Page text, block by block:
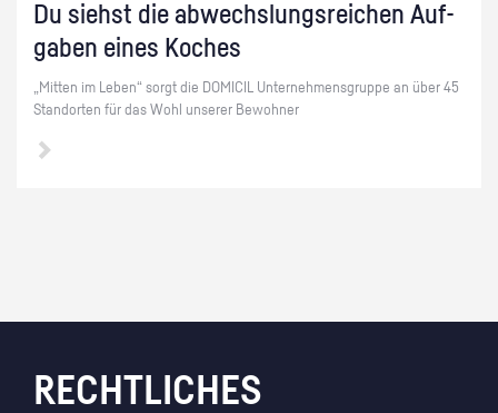
Du siehst die ab­wechs­lungs­rei­chen Auf­
ga­ben eines Ko­ches
„Mit­ten im Leben“ sorgt die DO­MI­CIL Un­ter­neh­mens­grup­pe an über 45
Stand­or­ten für das Wohl un­se­rer Be­woh­ner
RECHTLICHES